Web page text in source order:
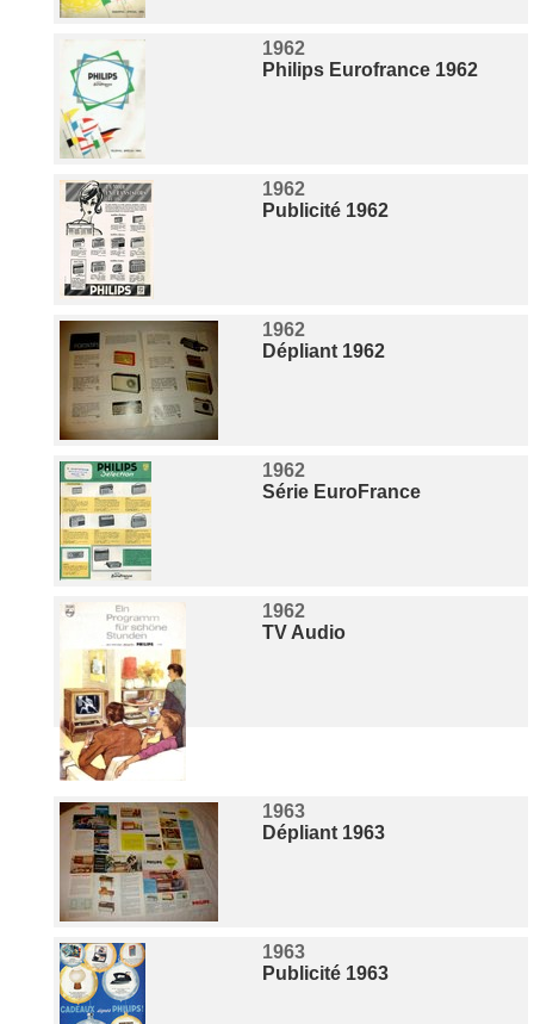
1962
Philips Eurofrance 1962
1962
Publicité 1962
1962
Dépliant 1962
1962
Série EuroFrance
1962
TV Audio
1963
Dépliant 1963
1963
Publicité 1963